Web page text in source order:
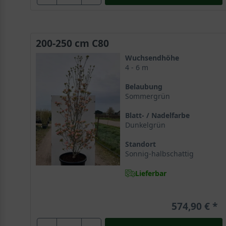
Die länglichen, orangeroten Früchte erinnern an die
doldenartig in Gruppen zusammen. Sie bilden einen
Der optimale Standort für den Amerikanischen
An seinen Untergrund hat der Cornus florida
gutes Wachstum ist ein zudem Standort in
Flachwurzler bildet viele Feinwurzeln aus
Cornus florida ist ein Flachwurzler und lässt seine
erosionsgefährdeten Untergründen. Der
mit seiner dekorativen Optik.
Sonniger Stand begünstigt schöne Laubfärbung
Der Cornus florida bildet seine Laubfärbung am
200-250 cm C80
Wuchsendhöhe
4 - 6 m
Belaubung
Sommergrün
Blatt- / Nadelfarbe
Dunkelgrün
Standort
Sonnig-halbschattig
Lieferbar
574,90 €